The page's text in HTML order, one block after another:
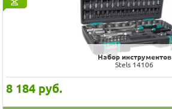
Набор инструментов
Stels 14106
8 184 руб.